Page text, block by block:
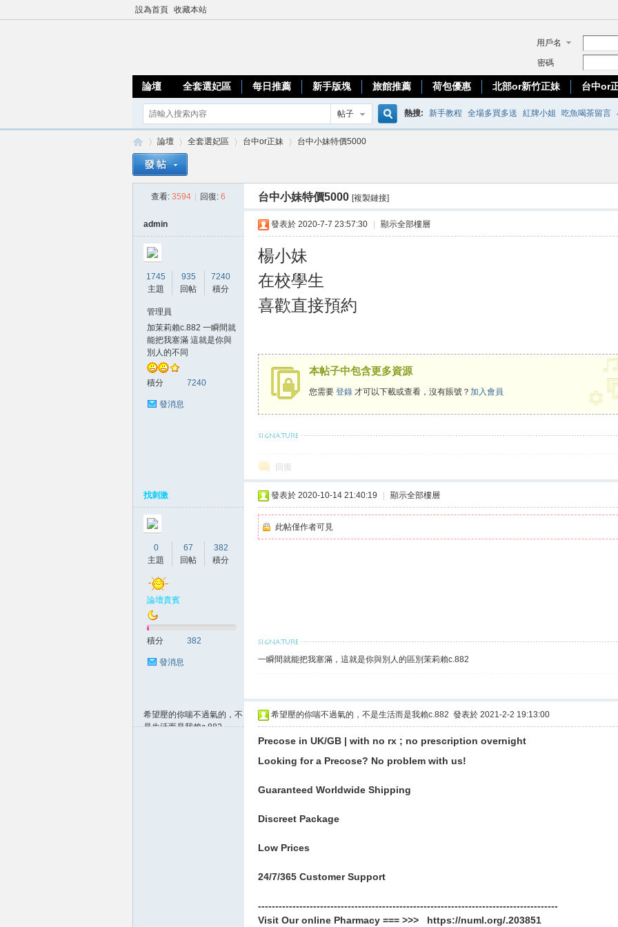
設為首頁 收藏本站
用戶名
密碼
論壇 全套選妃區 每日推薦 新手版塊 旅館推薦 荷包優惠 北部or新竹正妹 台中or
帖子
索
熱搜: 新手教程 全場多買多送 紅牌小姐 吃魚喝茶留言
論壇
›
全套選妃區 台中or正妹
›
台中小妹特價5000
查看: 3594 回復: 6 台中小妹特價5000 [複製鏈接]
admin
1745
主題
935
回帖
7240
積分
管理員
加茉莉賴c.882 一瞬間就
能把我塞滿 這就是你與
別人的不同
積分 7240
發消息
發表於 2020-7-7 23:57:30 顯示全部樓層
楊小妹
在校學生
喜歡直接預約
本帖子中包含更多資源
您需要 登錄 才可以下載或查看，沒有賬號？ 加入會員
回復
找刺激
0
主題
67
回帖
382
積分
論壇貴賓
積分 382
發消息
發表於 2020-10-14 21:40:19 顯示全部樓層
此帖僅作者可見
一瞬間就能把我塞滿，這就是你與別人的區別茉莉賴c.882
希望壓的你喘不過氣的，不
是生活而是我賴c.882
希望壓的你喘不過氣的，不是生活而是我賴c.882 發表於 2021-2-2 19:13:00
Precose in UK/GB | with no rx ; no prescription overnight
Looking for a Precose? No problem with us!
Guaranteed Worldwide Shipping
Discreet Package
Low Prices
24/7/365 Customer Support
---------------------------------------------------------------------------------------
Visit Our online Pharmacy === >>> https://numl.org/.203851